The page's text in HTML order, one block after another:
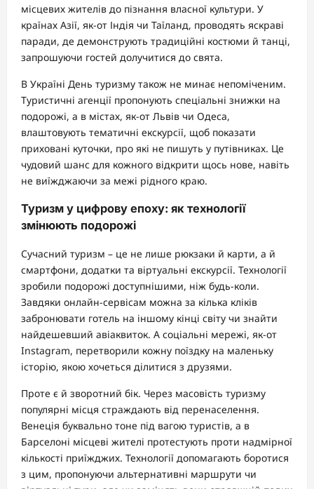
місцевих жителів до пізнання власної культури. У
країнах Азії, як-от Індія чи Таїланд, проводять яскраві
паради, де демонструють традиційні костюми й танці,
запрошуючи гостей долучитися до свята.
В Україні День туризму також не минає непоміченим.
Туристичні агенції пропонують спеціальні знижки на
подорожі, а в містах, як-от Львів чи Одеса,
влаштовують тематичні екскурсії, щоб показати
приховані куточки, про які не пишуть у путівниках. Це
чудовий шанс для кожного відкрити щось нове, навіть
не виїжджаючи за межі рідного краю.
Туризм у цифрову епоху: як технології
змінюють подорожі
Сучасний туризм – це не лише рюкзаки й карти, а й
смартфони, додатки та віртуальні екскурсії. Технології
зробили подорожі доступнішими, ніж будь-коли.
Завдяки онлайн-сервісам можна за кілька кліків
забронювати готель на іншому кінці світу чи знайти
найдешевший авіаквиток. А соціальні мережі, як-от
Instagram, перетворили кожну поїздку на маленьку
історію, якою хочеться ділитися з друзями.
Проте є й зворотний бік. Через масовість туризму
популярні місця страждають від перенаселення.
Венеція буквально тоне під вагою туристів, а в
Барселоні місцеві жителі протестують проти надмірної
кількості приїжджих. Технології допомагають боротися
з цим, пропонуючи альтернативні маршрути чи